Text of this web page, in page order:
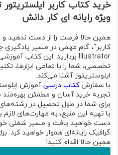
خرید کتاب کاربر
ویژه رایانه ای کار دانش
همین حالا فرصت را از دست ندهید و
کاربر”
Illustrator بردارید. این کتاب آموزشی، به عنوان یک
تخصصی، شما را با تمامی ابزارها،
ایلوستریتور آشنا می‌کند.
با سفارشکتاب درسیآموزش
تجربه خرید آسان و مطمئن بهره‌مند
برای شما در طول تحصیل در
با تهیه این منبع، به مهارت‌های لازم
دست خواهید یافت و مسیر شغلی
گرافیک رایانه‌ای هموار خواهید کرد.
همین حالا اقدام کنید!